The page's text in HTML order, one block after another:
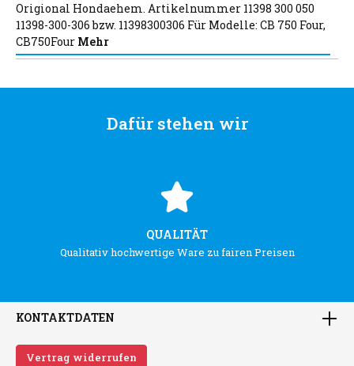
Origional Hondaehem. Artikelnummer 11398 300 050
11398-300-306 bzw. 11398300306 Für Modelle: CB 750 Four,
CB750Four Mehr
Dafür stehen wir
QUALITÄT
Qualitativ hochwertige Ware zu fairen Preisen
KONTAKTDATEN
Vertrag widerrufen